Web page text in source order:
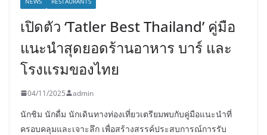
เปิดตัว ‘Tatler Best Thailand’ คู่มือ
แนะนำสุดยอดร้านอาหาร บาร์ และ
โรงแรมของไทย
04/11/2025 admin
นักชิม นักดื่ม นักเดินทางท่องเที่ยวเตรียมพบกับคู่มือแนะนำที่
ครอบคลุมและเจาะลึก เพื่อสร้างสรรค์ประสบการณ์การรับ